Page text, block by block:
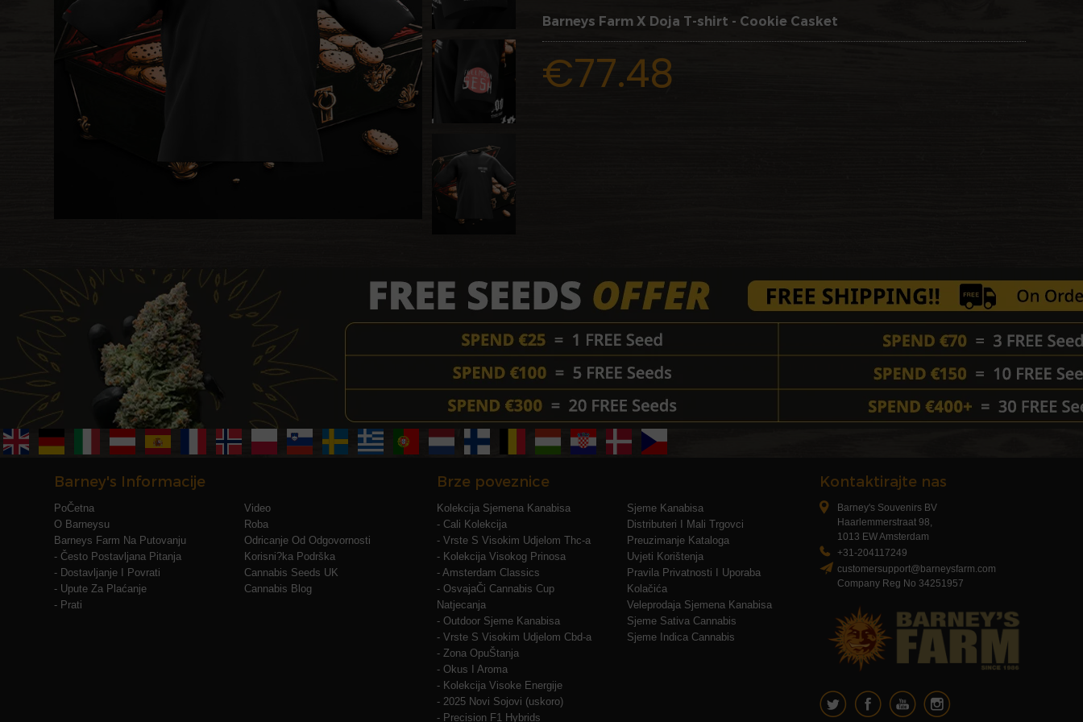
Barneys Farm X Doja T-shirt - Cookie Casket
€77.48
Barney's Informacije
PoČetna
O Barneysu
Barneys Farm Na Putovanju
- Često Postavljana Pitanja
- Dostavljanje I Povrati
- Upute Za Plaćanje
- Prati
Video
Roba
Odricanje Od Odgovornosti
Korisni?ka Podrška
Cannabis Seeds UK
Cannabis Blog
Brze poveznice
Kolekcija Sjemena Kanabisa
- Cali Kolekcija
- Vrste S Visokim Udjelom Thc-a
- Kolekcija Visokog Prinosa
- Amsterdam Classics
- OsvajaČi Cannabis Cup
Natjecanja
- Outdoor Sjeme Kanabisa
- Vrste S Visokim Udjelom Cbd-a
- Zona OpuŠtanja
- Okus I Aroma
- Kolekcija Visoke Energije
- 2025 Novi Sojovi (uskoro)
- Precision F1 Hybrids
Sjeme Kanabisa
Distributeri I Mali Trgovci
Preuzimanje Kataloga
Uvjeti Korištenja
Pravila Privatnosti I Uporaba
Kolačića
Veleprodaja Sjemena Kanabisa
Sjeme Sativa Cannabis
Sjeme Indica Cannabis
Kontaktirajte nas
Barney's Souvenirs BV
Haarlemmerstraat 98,
1013 EW Amsterdam
+31-204117249
customersupport@barneysfarm.com
Company Reg No 34251957